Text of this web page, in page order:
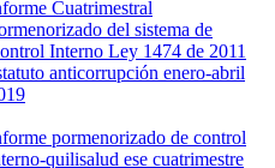
Cuatrimestral
del sistema de
Interno Ley 1474 de 2011
anticorrupción enero-abril
pormenorizado de control
quilisalud ese cuatrimestre